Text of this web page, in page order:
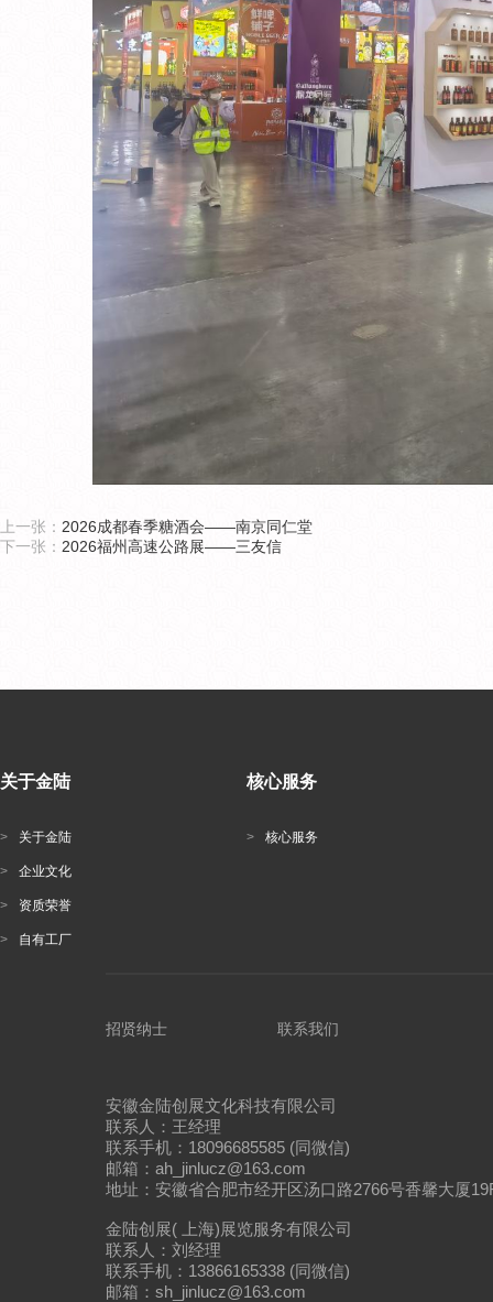
上一张： 2026成都春季糖酒会——南京同仁堂
下一张： 2026福州高速公路展——三友信
关于金陆
> 关于金陆
> 企业文化
> 资质荣誉
> 自有工厂
核心服务
> 核心服务
招贤纳士 联系我们
安徽金陆创展文化科技有限公司
联系人：王经理
联系手机：18096685585 (同微信)
邮箱：ah_jinlucz@163.com
地址：安徽省合肥市经开区汤口路2766号香馨大厦
金陆创展( 上海)展览服务有限公司
联系人：刘经理
联系手机：13866165338 (同微信)
邮箱：sh_jinlucz@163.com